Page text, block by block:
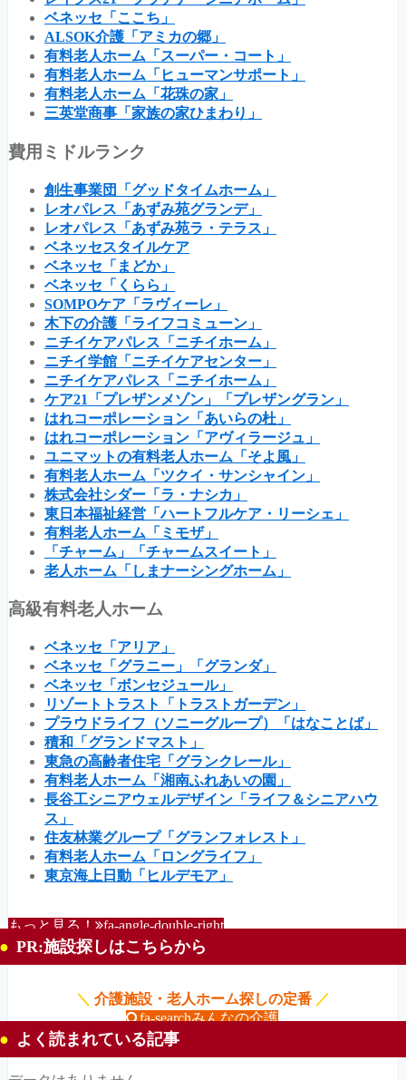
ベネッセ「ここち」
ALSOK介護「アミカの郷」
有料老人ホーム「スーパー・コート」
有料老人ホーム「ヒューマンサポート」
有料老人ホーム「花珠の家」
三英堂商事「家族の家ひまわり」
費用ミドルランク
創生事業団「グッドタイムホーム」
レオパレス「あずみ苑グランデ」
レオパレス「あずみ苑ラ・テラス」
ベネッセスタイルケア
ベネッセ「まどか」
ベネッセ「くらら」
SOMPOケア「ラヴィーレ」
木下の介護「ライフコミューン」
ニチイケアパレス「ニチイホーム」
ニチイ学館「ニチイケアセンター」
ニチイケアパレス「ニチイホーム」
ケア21「プレザンメゾン」「プレザングラン」
はれコーポレーション「あいらの杜」
はれコーポレーション「アヴィラージュ」
ユニマットの有料老人ホーム「そよ風」
有料老人ホーム「ツクイ・サンシャイン」
株式会社シダー「ラ・ナシカ」
東日本福祉経営「ハートフルケア・リーシェ」
有料老人ホーム「ミモザ」
「チャーム」「チャームスイート」
老人ホーム「しまナーシングホーム」
高級有料老人ホーム
ベネッセ「アリア」
ベネッセ「グラニー」「グランダ」
ベネッセ「ボンセジュール」
リゾートトラスト「トラストガーデン」
プラウドライフ（ソニーグループ）「はなことば」
積和「グランドマスト」
東急の高齢者住宅「グランクレール」
有料老人ホーム「湘南ふれあいの園」
長谷工シニアウェルデザイン「ライフ＆シニアハウ
ス」
住友林業グループ「グランフォレスト」
有料老人ホーム「ロングライフ」
東京海上日動「ヒルデモア」
もっと見る！ fa-angle-double-right
PR:施設探しはこちらから
＼ 介護施設・老人ホーム探しの定番 ／
fa-searchみんなの介護
よく読まれている記事